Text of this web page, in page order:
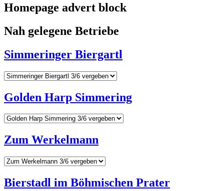
Homepage advert block
Nah gelegene Betriebe
Simmeringer Biergartl
Golden Harp Simmering
Zum Werkelmann
Bierstadl im Böhmischen Prater